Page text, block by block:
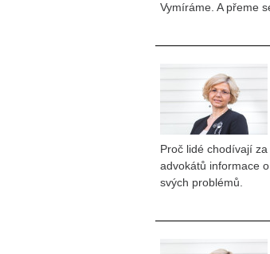
Vymíráme. A přeme
Proč lidé chodívají
advokátů informace
svých problémů.